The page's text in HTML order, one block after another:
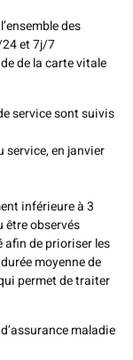
des
24 et 7j/7
de la carte vitale
service sont suivis
service, en janvier
inférieure à 3
être observés
afin de prioriser les
moyenne de
permet de traiter
maladie